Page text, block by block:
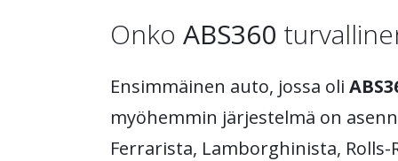
Onko ABS360
Ensimmäinen auto, jossa oli
myöhemmin järjestelmä on
Ferrarista, Lamborghinista,